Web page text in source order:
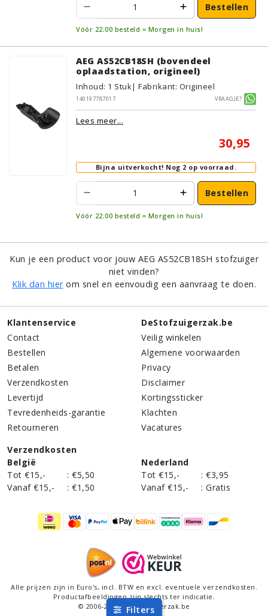
Bestellen
Vóór 22:00 besteld = Morgen in huis!
AEG AS52CB18SH (bovendeel
oplaadstation, origineel)
Inhoud: 1 Stuk| Fabrikant: Origineel
140197787017
Vraagje?
Lees meer...
30,95
Bijna uitverkocht! Nog 2 op voorraad.
Bestellen
Vóór 22:00 besteld = Morgen in huis!
Kun je een product voor jouw AEG AS52CB18SH stofzuiger
niet vinden?
Klik dan hierom snel en eenvoudig een aanvraag te doen.
Filters
Klantenservice
Contact
Bestellen
Betalen
Verzendkosten
Levertijd
Tevredenheids-garantie
Retourneren
DeStofzuigerzak.be
Veilig winkelen
Algemene voorwaarden
Privacy
Disclaimer
Kortingssticker
Klachten
Vacatures
Verzendkosten
België
Tot €15,-
: €5,50
Vanaf €15,-
: €1,50
Nederland
Tot €15,-
: €3,95
Vanaf €15,-
: Gratis
Alle prijzen zijn in Euro's, incl . BTW en excl. eventuele verzendkosten.
Productafbeeldingen zijn slechts ter indicatie.
© 2006-2026 DeStofzuigerzak.be